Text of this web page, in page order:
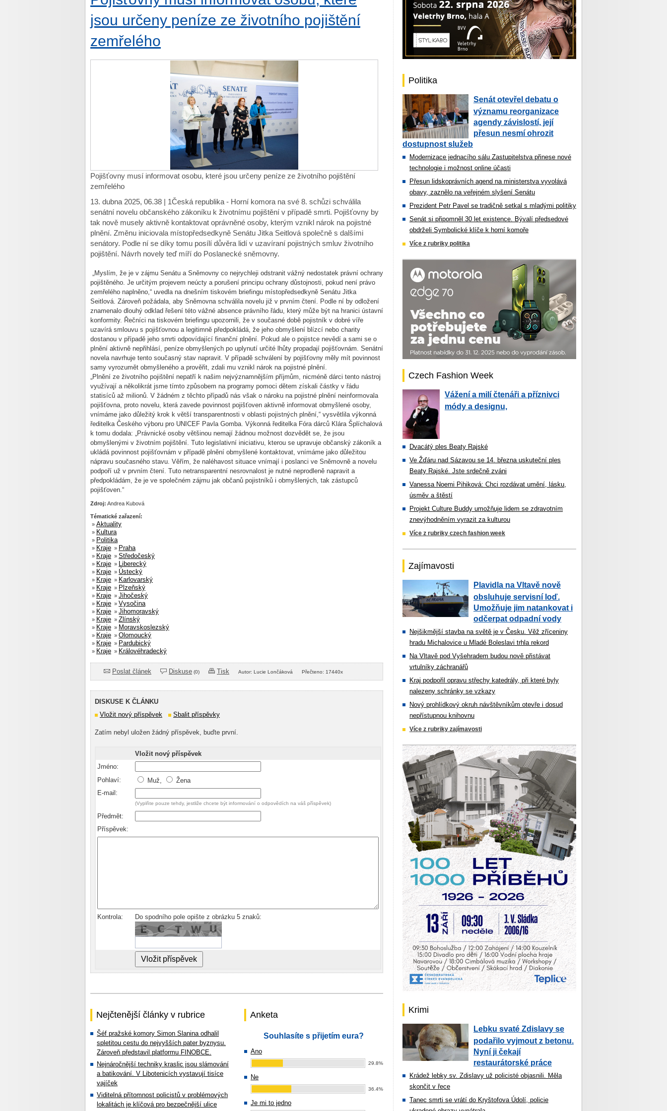
jsou určeny peníze ze životního pojištění
zemřelého
Pojišťovny musí informovat osobu, které jsou určeny peníze ze životního pojištění
zemřelého
13. dubna 2025, 06.38 | 1Česká republika - Horní komora na své 8. schůzi schválila
senátní novelu občanského zákoníku k životnímu pojištění v případě smrti. Pojišťovny by
tak nově musely aktivně kontaktovat oprávněné osoby, kterým vznikl nárok na pojistné
plnění. Změnu iniciovala místopředsedkyně Senátu Jitka Seitlová společně s dalšími
senátory. Podle ní se díky tomu posílí důvěra lidí v uzavíraní pojistných smluv životního
pojištění. Návrh novely teď míří do Poslanecké sněmovny.
„Myslím, že je v zájmu Senátu a Sněmovny co nejrychleji odstranit vážný nedostatek právní ochrany
pojištěného. Je určitým projevem neúcty a porušení principu ochrany důstojnosti, pokud není právo
zemřelého naplněno,“ uvedla na dnešním tiskovém briefingu místopředsedkyně Senátu Jitka
Seitlová. Zároveň požádala, aby Sněmovna schválila novelu již v prvním čtení. Podle ní by odložení
znamenalo dlouhý odklad řešení této vážné absence právního řádu, který může být na hranici ústavní
konformity. Řečníci na tiskovém briefingu upozornili, že v současné době pojistník v dobré víře
uzavírá smlouvu s pojišťovnou a legitimně předpokládá, že jeho obmyšlení blízcí nebo charity
dostanou v případě jeho smrti odpovídající finanční plnění. Pokud ale o pojistce nevědí a sami se o
plnění aktivně nepřihlásí, peníze obmyšlených po uplynutí určité lhůty propadají pojišťovnám. Senátní
novela navrhuje tento současný stav napravit. V případě schválení by pojišťovny měly mít povinnost
samy vyrozumět obmyšleného a prověřit, zdali mu vznikl nárok na pojistné plnění.
„Plnění ze životního pojištění nepatří k našim nejvýznamnějším příjmům, nicméně dárci tento nástroj
využívají a několikrát jsme tímto způsobem na programy pomoci dětem získali částky v řádu
statisíců až milionů. V žádném z těchto případů nás však o nároku na pojistné plnění neinformovala
pojišťovna, proto novelu, která zavede povinnost pojišťoven aktivně informovat obmyšlené osoby,
vnímáme jako důležitý krok k větší transparentnosti v oblasti pojistných plnění,“ vysvětlila výkonná
ředitelka Českého výboru pro UNICEF Pavla Gomba. Výkonná ředitelka Fóra dárců Klára Šplíchalová
k tomu dodala: „Právnické osoby většinou nemají žádnou možnost dozvědět se, že jsou
obmyšlenými v životním pojištění. Tuto legislativní iniciativu, kterou se upravuje občanský zákoník a
ukládá povinnost pojišťovnám v případě plnění obmyšlené kontaktovat, vnímáme jako důležitou
nápravu současného stavu. Věřím, že naléhavost situace vnímají i poslanci ve Sněmovně a novelu
podpoří už v prvním čtení. Tuto netransparentní nesrovnalost je nutné neprodleně napravit a
předpokládám, že je ve společném zájmu jak občanů pojistníků i obmyšlených, tak zástupců
pojišťoven.“
Zdroj: Andrea Kubová
Tématické zařazení:
» Aktuality
» Kultura
» Politika
» Kraje » Praha
» Kraje » Středočeský
» Kraje » Liberecký
» Kraje » Ústecký
» Kraje » Karlovarský
» Kraje » Plzeňský
» Kraje » Jihočeský
» Kraje » Vysočina
» Kraje » Jihomoravský
» Kraje » Zlínský
» Kraje » Moravskoslezský
» Kraje » Olomoucký
» Kraje » Pardubický
» Kraje » Královéhradecký
Poslat článek Diskuse (0) Tisk Autor: Lucie Lončáková Přečteno: 17440x
DISKUSE K ČLÁNKU
Vložit nový příspěvek
Sbalit příspěvky
Zatím nebyl uložen žádný příspěvek, buďte první.
Vložit nový příspěvek
Jméno:
Pohlaví:
Muž,
Žena
E-mail:
(Vyplňte pouze tehdy, jestliže chcete být informování o odpovědích na váš příspěvek)
Předmět:
Příspěvek:
Kontrola: Do spodního pole opište z obrázku 5 znaků:
Nejčtenější články v rubrice
Šéf pražské komory Simon Slanina odhalil
spletitou cestu do nejvyšších pater byznysu.
Zároveň představil platformu FINOBCE.
Nejnáročnější techniky kraslic jsou slámování
a batikování. V Libotenicích vystavují tisíce
vajíček
Viditelná přítomnost policistů v problémových
lokalitách je klíčová pro bezpečnější ulice
Anketa
Souhlasíte s přijetím eura?
Ano
29.8%
Ne
36.4%
Je mi to jedno
Politika
Senát otevřel debatu o
významu reorganizace
agendy závislostí, její
přesun nesmí ohrozit
dostupnost služeb
Modernizace jednacího sálu Zastupitelstva přinese nové
technologie i možnost online účasti
Přesun lidskoprávních agend na ministerstva vyvolává
obavy, zaznělo na veřejném slyšení Senátu
Prezident Petr Pavel se tradičně setkal s mladými politiky
Senát si připomněl 30 let existence. Bývalí předsedové
obdrželi Symbolické klíče k horní komoře
Více z rubriky politika
Czech Fashion Week
Vážení a milí čtenáři a příznivci
módy a designu,
Dvacátý ples Beaty Rajské
Ve Žďáru nad Sázavou se 14. března uskuteční ples
Beaty Rajské. Jste srdečně zváni
Vanessa Noemi Pihiková: Chci rozdávat umění, lásku,
úsměv a štěstí
Projekt Culture Buddy umožňuje lidem se zdravotním
znevýhodněním vyrazit za kulturou
Více z rubriky czech fashion week
Zajímavosti
Plavidla na Vltavě nově
obsluhuje servisní loď.
Umožňuje jim natankovat i
odčerpat odpadní vody
Nejšikmější stavba na světě je v Česku. Věž zříceniny
hradu Michalovice u Mladé Boleslavi trhla rekord
Na Vltavě pod Vyšehradem budou nově přistávat
vrtulníky záchranářů
Kraj podpořil opravu střechy katedrály, při které byly
nalezeny schránky se vzkazy
Nový prohlídkový okruh návštěvníkům otevře i dosud
nepřístupnou knihovnu
Více z rubriky zajímavosti
Krimi
Lebku svaté Zdislavy se
podařilo vyjmout z betonu.
Nyní ji čekají
restaurátorské práce
Krádež lebky sv. Zdislavy už policisté objasnili. Měla
skončit v řece
Tanec smrti se vrátí do Kryštofova Údolí, policie